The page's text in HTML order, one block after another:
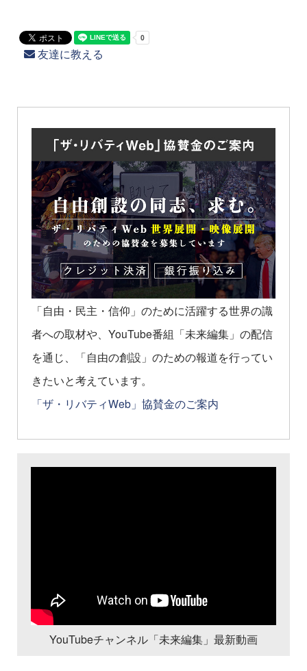
友達に教える
「自由・民主・信仰」のために活躍する世界の識
者への取材や、YouTube番組「未来編集」の配信
を通じ、「自由の創設」のための報道を行ってい
きたいと考えています。
「ザ・リバティWeb」協賛金のご案内
YouTubeチャンネル「未来編集」最新動画